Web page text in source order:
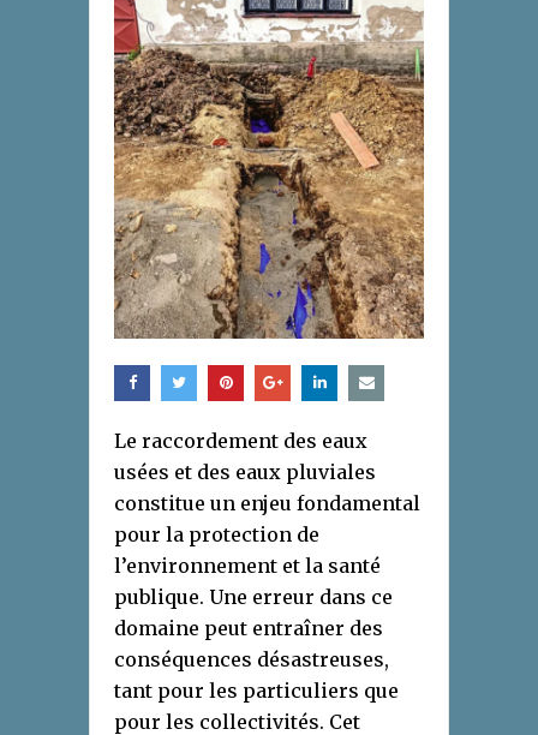
Le raccordement des eaux
usées et des eaux pluviales
constitue un enjeu fondamental
pour la protection de
l’environnement et la santé
publique. Une erreur dans ce
domaine peut entraîner des
conséquences désastreuses,
tant pour les particuliers que
pour les collectivités. Cet